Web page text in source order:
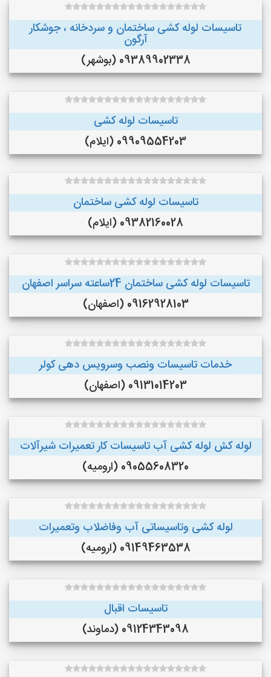
تاسیسات لوله کشی ساختمان و سردخانه ، جوشکار
آرگون
09389902338 (بوشهر)
تاسیسات لوله کشی
09909554203 (ایلام)
تاسیسات لوله کشی ساختمان
09382160028 (ایلام)
تاسیسات لوله کشی ساختمان 24ساعته سراسر اصفهان
09162928103 (اصفهان)
خدمات تاسیسات ونصب وسرویس دهی کولر
09131014203 (اصفهان)
لوله کش لوله کشی آب تاسیسات کار تعمیرات شیرآلات
09055608320 (ارومیه)
لوله کشی وتاسیساتی آب وفاضلاب وتعمیرات
09149463538 (ارومیه)
تاسیسات اقبال
09124343098 (دماوند)